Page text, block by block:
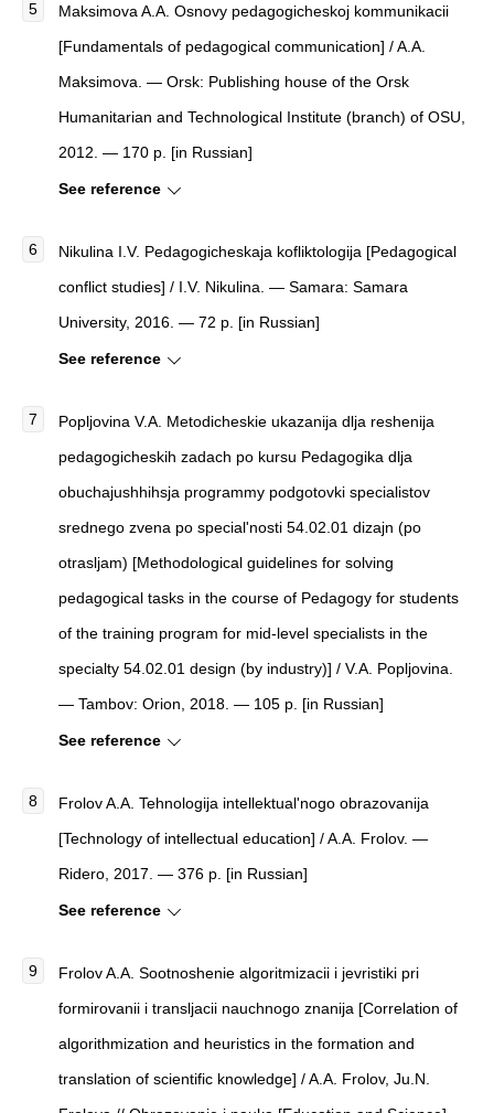
Maksimova A.A. Osnovy pedagogicheskoj kommunikacii
[Fundamentals of pedagogical communication] / A.A.
Maksimova. — Orsk: Publishing house of the Orsk
Humanitarian and Technological Institute (branch) of OSU,
2012. — 170 p. [in Russian]
See reference
Nikulina I.V. Pedagogicheskaja kofliktologija [Pedagogical
conflict studies] / I.V. Nikulina. — Samara: Samara
University, 2016. — 72 p. [in Russian]
See reference
Popljovina V.A. Metodicheskie ukazanija dlja reshenija
pedagogicheskih zadach po kursu Pedagogika dlja
obuchajushhihsja programmy podgotovki specialistov
srednego zvena po special'nosti 54.02.01 dizajn (po
otrasljam) [Methodological guidelines for solving
pedagogical tasks in the course of Pedagogy for students
of the training program for mid-level specialists in the
specialty 54.02.01 design (by industry)] / V.A. Popljovina.
— Tambov: Orion, 2018. — 105 p. [in Russian]
See reference
Frolov A.A. Tehnologija intellektual'nogo obrazovanija
[Technology of intellectual education] / A.A. Frolov. —
Ridero, 2017. — 376 p. [in Russian]
See reference
Frolov A.A. Sootnoshenie algoritmizacii i jevristiki pri
formirovanii i transljacii nauchnogo znanija [Correlation of
algorithmization and heuristics in the formation and
translation of scientific knowledge] / A.A. Frolov, Ju.N.